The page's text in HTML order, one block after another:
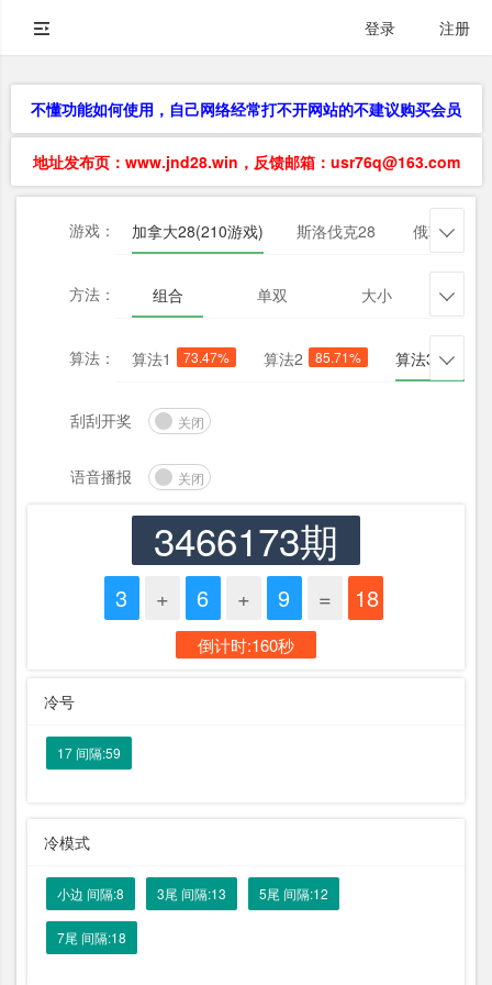
登录 注册
不懂功能如何使用，自己网络经常打不开网站的不建议购买会员
地址发布页：www.jnd28.win，反馈邮箱：usr76q@163.com
游戏： 加拿大28(210游戏) 斯洛伐克28 俄勒冈28

方法： 组合 单双 大小 
算法： 算法1 73.47% 算法2 85.71% 算法3 73.47%

刮刮开奖 关闭
语音播报 关闭
3466173期
3 + 6 + 9 = 18
倒计时:160秒
冷号
17 间隔:59
冷模式
小边 间隔:8 3尾 间隔:13 5尾 间隔:12
7尾 间隔:18